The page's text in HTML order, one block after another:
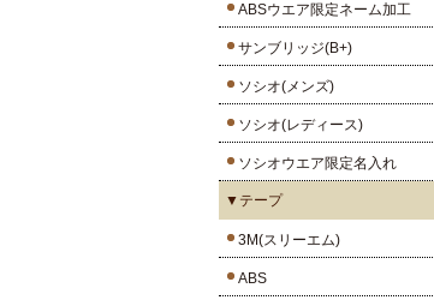
ABSウエア限定ネーム加工
サンブリッジ(B+)
ソシオ(メンズ)
ソシオ(レディース)
ソシオウエア限定名入れ
▼テープ
3M(スリーエム)
ABS